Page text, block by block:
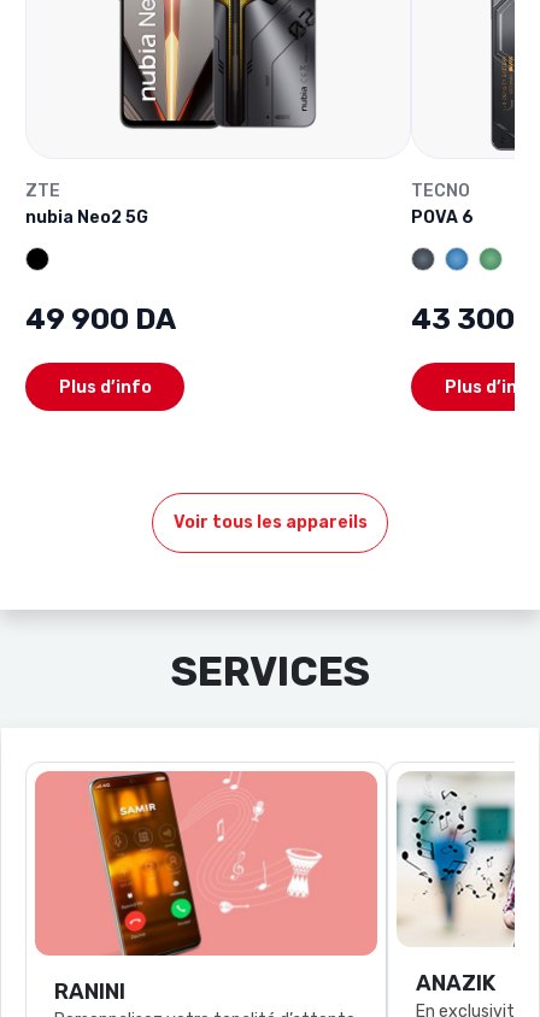
ZTE
nubia Neo2 5G
49 900 DA
Plus d’info
TECNO
POVA 6
43 300
Plus d’info
Voir tous les appareils
SERVICES
RANINI ANAZIK
En exclusivité